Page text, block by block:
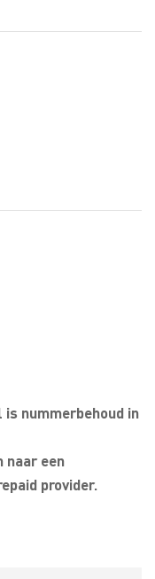
nummerbehoud in
naar een
provider.